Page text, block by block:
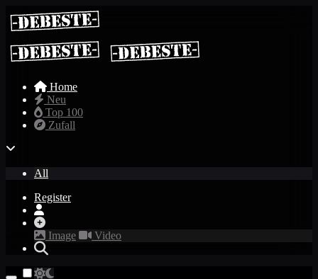
Home
Neu
Top 100
Zufall
All
Register
Image Video